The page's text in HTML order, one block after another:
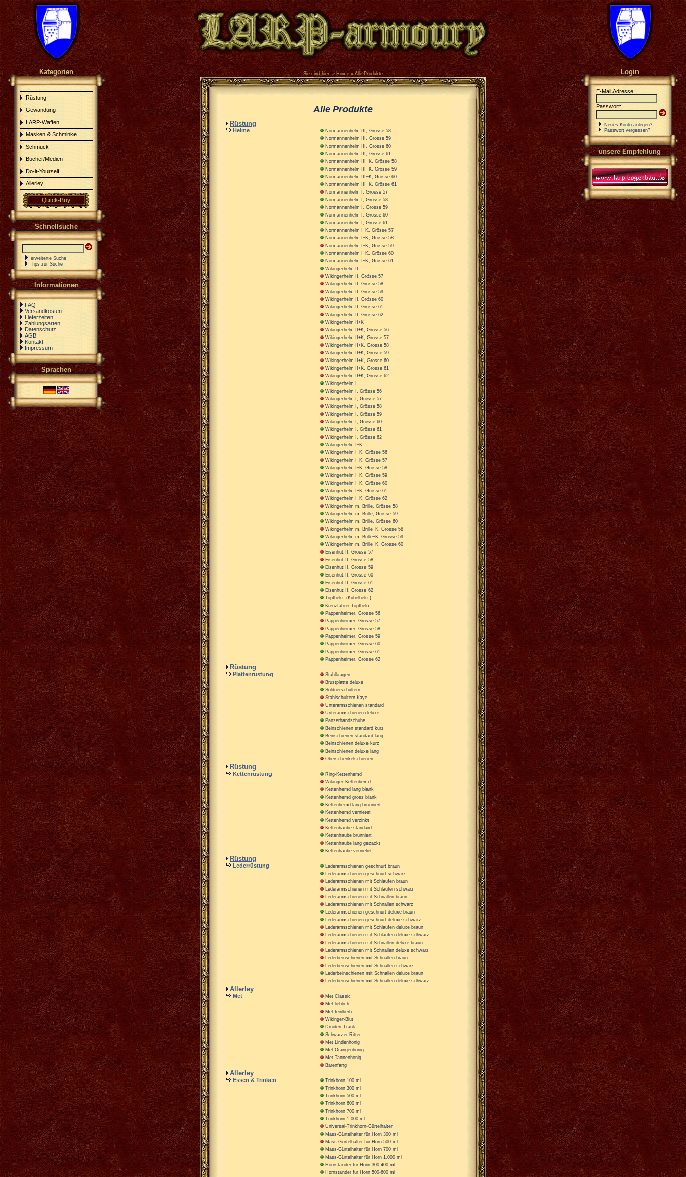
Sie sind hier: » Home»Alle Produkte
Kategorien
Rüstung
Gewandung
LARP-Waffen
Masken & Schminke
Schmuck
Bücher/Medien
Do-it-Yourself
Allerley
Quick-Buy
Schnellsuche
erweiterte Suche
Tips zur Suche
Informationen
FAQ
Versandkosten
Lieferzeiten
Zahlungsarten
Datenschutz
AGB
Kontakt
Impressum
Sprachen
Login
E-Mail Adresse:
Passwort:
Neues Konto anlegen?
Passwort vergessen?
unsere Empfehlung
Alle Produkte
Rüstung
Helme
Normannenhelm III, Grösse 58
Normannenhelm III, Grösse 59
Normannenhelm III, Grösse 60
Normannenhelm III, Grösse 61
Normannenhelm III+K, Grösse 58
Normannenhelm III+K, Grösse 59
Normannenhelm III+K, Grösse 60
Normannenhelm III+K, Grösse 61
Normannenhelm I, Grösse 57
Normannenhelm I, Grösse 58
Normannenhelm I, Grösse 59
Normannenhelm I, Grösse 60
Normannenhelm I, Grösse 61
Normannenhelm I+K, Grösse 57
Normannenhelm I+K, Grösse 58
Normannenhelm I+K, Grösse 59
Normannenhelm I+K, Grösse 60
Normannenhelm I+K, Grösse 61
Wikingerhelm II
Wikingerhelm II, Grösse 57
Wikingerhelm II, Grösse 58
Wikingerhelm II, Grösse 59
Wikingerhelm II, Grösse 60
Wikingerhelm II, Grösse 61
Wikingerhelm II, Grösse 62
Wikingerhelm II+K
Wikingerhelm II+K, Grösse 56
Wikingerhelm II+K, Grösse 57
Wikingerhelm II+K, Grösse 58
Wikingerhelm II+K, Grösse 59
Wikingerhelm II+K, Grösse 60
Wikingerhelm II+K, Grösse 61
Wikingerhelm II+K, Grösse 62
Wikingerhelm I
Wikingerhelm I, Grösse 56
Wikingerhelm I, Grösse 57
Wikingerhelm I, Grösse 58
Wikingerhelm I, Grösse 59
Wikingerhelm I, Grösse 60
Wikingerhelm I, Grösse 61
Wikingerhelm I, Grösse 62
Wikingerhelm I+K
Wikingerhelm I+K, Grösse 56
Wikingerhelm I+K, Grösse 57
Wikingerhelm I+K, Grösse 58
Wikingerhelm I+K, Grösse 59
Wikingerhelm I+K, Grösse 60
Wikingerhelm I+K, Grösse 61
Wikingerhelm I+K, Grösse 62
Wikingerhelm m. Brille, Grösse 58
Wikingerhelm m. Brille, Grösse 59
Wikingerhelm m. Brille, Grösse 60
Wikingerhelm m. Brille+K, Grösse 58
Wikingerhelm m. Brille+K, Grösse 59
Wikingerhelm m. Brille+K, Grösse 60
Eisenhut II, Grösse 57
Eisenhut II, Grösse 58
Eisenhut II, Grösse 59
Eisenhut II, Grösse 60
Eisenhut II, Grösse 61
Eisenhut II, Grösse 62
Topfhelm (Kübelhelm)
Kreuzfahrer-Topfhelm
Pappenheimer, Grösse 56
Pappenheimer, Grösse 57
Pappenheimer, Grösse 58
Pappenheimer, Grösse 59
Pappenheimer, Grösse 60
Pappenheimer, Grösse 61
Pappenheimer, Grösse 62
Rüstung
Plattenrüstung
Stahlkragen
Brustplatte deluxe
Söldnerschultern
Stahlschultern Kaye
Unterarmschienen standard
Unterarmschienen deluxe
Panzerhandschuhe
Beinschienen standard kurz
Beinschienen standard lang
Beinschienen deluxe kurz
Beinschienen deluxe lang
Oberschenkelschienen
Rüstung
Kettenrüstung
Ring-Kettenhemd
Wikinger-Kettenhemd
Kettenhemd lang blank
Kettenhemd gross blank
Kettenhemd lang brünniert
Kettenhemd vernietet
Kettenhemd verzinkt
Kettenhaube standard
Kettenhaube brünniert
Kettenhaube lang gezackt
Kettenhaube vernietet
Rüstung
Lederrüstung
Lederarmschienen geschnürt braun
Lederarmschienen geschnürt schwarz
Lederarmschienen mit Schlaufen braun
Lederarmschienen mit Schlaufen schwarz
Lederarmschienen mit Schnallen braun
Lederarmschienen mit Schnallen schwarz
Lederarmschienen geschnürt deluxe braun
Lederarmschienen geschnürt deluxe schwarz
Lederarmschienen mit Schlaufen deluxe braun
Lederarmschienen mit Schlaufen deluxe schwarz
Lederarmschienen mit Schnallen deluxe braun
Lederarmschienen mit Schnallen deluxe schwarz
Lederbeinschienen mit Schnallen braun
Lederbeinschienen mit Schnallen schwarz
Lederbeinschienen mit Schnallen deluxe braun
Lederbeinschienen mit Schnallen deluxe schwarz
Allerley
Met
Met Classic
Met lieblich
Met feinherb
Wikinger-Blut
Druiden-Trank
Schwarzer Ritter
Met Lindenhonig
Met Orangenhonig
Met Tannenhonig
Bärenfang
Allerley
Essen & Trinken
Trinkhorn 100 ml
Trinkhorn 300 ml
Trinkhorn 500 ml
Trinkhorn 600 ml
Trinkhorn 700 ml
Trinkhorn 1.000 ml
Universal-Trinkhorn-Gürtelhalter
Mass-Gürtelhalter für Horn 300 ml
Mass-Gürtelhalter für Horn 500 ml
Mass-Gürtelhalter für Horn 700 ml
Mass-Gürtelhalter für Horn 1.000 ml
Hornständer für Horn 300-400 ml
Hornständer für Horn 500-600 ml